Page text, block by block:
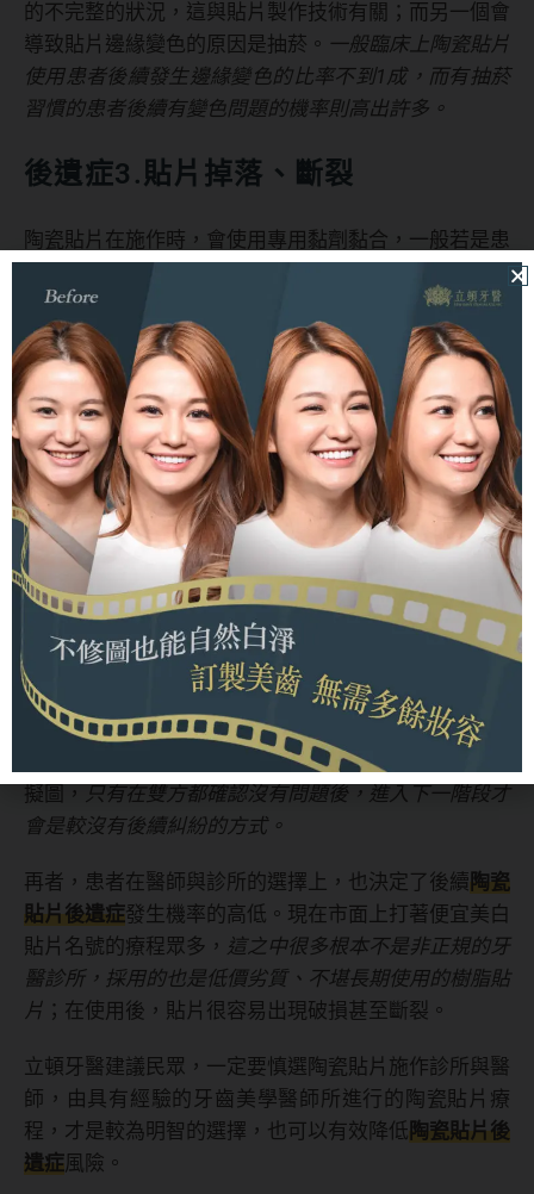
的不完整的狀況，這與貼片製作技術有關；而另一個會
導致貼片邊緣變色的原因是抽菸。 一般臨床上陶瓷貼片
使用患者後續發生邊緣變色的比率不到1成，而有抽菸
習慣的患者後續有變色問題的機率則高出許多。
後遺症3.貼片掉落、斷裂
陶瓷貼片在施作時，會使用專用黏劑黏合，一般若是患
發生的原因很有可能就是個人不良的使用習慣所導致。
後遺症4.顏色死白不自然、不符期待
陶瓷貼片的特色之一，就是可以自由選擇與客製患者自
己想要的貼片顏色，然而若是醫師與患者雙方在貼片製
作前未確認清楚想要的顏色外觀，後續就可能導致貼片
顏色不符患者預期、甚至顏色過於死白的狀況發生。
我們該如何避免陶瓷貼片後遺症？
以上的四大狀況相信沒有人樂見，如何避免以上狀況？
首先，立頓牙醫強調，術前雙方詳盡的溝通是非常重要
的。在術前評估時，患者除了要完整表達自己的期待與
製作上的想法，醫師也會依此製作貼片施作後的數位模
擬圖， 只有在雙方都確認沒有問題後，進入下一階段才
會是較沒有後續糾紛的方式。
再者，患者在醫師與診所的選擇上，也決定了後續陶瓷
貼片後遺症發生機率的高低。現在市面上打著便宜美白
貼片名號的療程眾多， 這之中很多根本不是非正規的牙
醫診所，採用的也是低價劣質、不堪長期使用的樹脂貼
片 ；在使用後，貼片很容易出現破損甚至斷裂。
立頓牙醫建議民眾，一定要慎選陶瓷貼片施作診所與醫
師，由具有經驗的牙齒美學醫師所進行的陶瓷貼片療
程，才是較為明智的選擇，也可以有效降低陶瓷貼片後
遺症風險。